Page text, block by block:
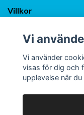
Villkor
Sociala medier
Vi
Vi använder
visas för dig och
upplevelse när